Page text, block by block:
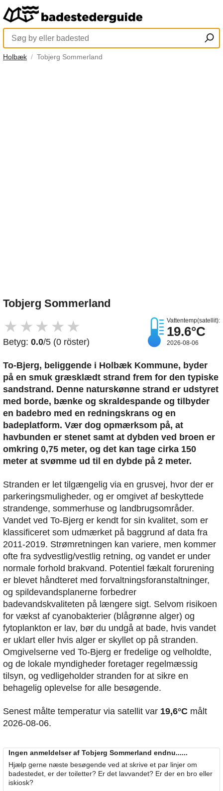
Holbæk Tobjerg Sommerland
Tobjerg Sommerland
★ ★ ★ ★ ★
Betyg: 0.0/5 (0 röster)
Vattentemp(satellit):
19.6°C
2026-08-06
To-Bjerg, beliggende i Holbæk Kommune, byder
på en smuk græsklædt strand frem for den typiske
sandstrand. Denne naturskønne strand er udstyret
med borde, bænke og skraldespande og tilbyder
en badebro med en redningskrans og en
badeplatform. Vær dog opmærksom på, at
havbunden er stenet samt at dybden ved broen er
omkring 0,75 meter, og det kan tage cirka 150
meter at svømme ud til en dybde på 2 meter.
Stranden er let tilgængelig via en grusvej, hvor der er
parkeringsmuligheder, og er omgivet af beskyttede
strandenge, sommerhuse og landbrugsområder.
Vandet ved To-Bjerg er kendt for sin kvalitet, som er
klassificeret som udmærket på baggrund af data fra
2011-2019. Strømretningen kan variere, men kommer
ofte fra sydvestlig/vestlig retning, og vandet er under
normale forhold brakvand. Potentiel fækalt forurening
er blevet håndteret med forvaltningsforanstaltninger,
og spildevandsplanerne forbedrer
badevandskvaliteten på længere sigt. Selvom risikoen
for vækst af cyanobakterier (blågrønne alger) og
fytoplankton er lav, bør du undgå at bade, hvis vandet
er uklart eller hvis alger er skyllet op på stranden.
Omgivelserne ved To-Bjerg er fredelige og velholdte,
og de lokale myndigheder foretager regelmæssig
tilsyn, og vedligeholder stranden for at sikre en
behagelig oplevelse for alle besøgende.
Senest målte temperatur via satellit var 19,6°C målt
2026-08-06.
Ingen anmeldelser af Tobjerg Sommerland endnu......
Hjælp gerne næste besøgende ved at skrive et par linjer om
badestedet, er der toiletter? Er det lavvandet? Er der en bro eller
iskiosk?